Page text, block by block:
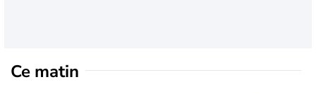
Ce matin